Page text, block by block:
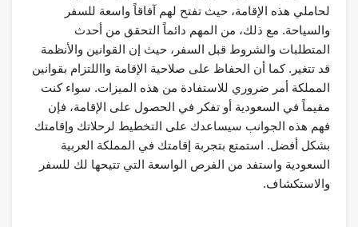
لحاملي هذه الإقامة، حيث تفتح لهم آفاقاً واسعة للسفر
والسياحة. مع ذلك، من المهم دائماً التحقق من أحدث
المتطلبات والشروط قبل السفر، حيث إن القوانين والأنظمة
قد تتغير. كما أن الحفاظ على صلاحية الإقامة وااللتزام بقوانين
المملكة أمر ضروري للاستفادة من هذه الميزات. سواء كنت
مقيماً في السعودية أو تفكر في الحصول على الإقامة، فإن
فهم هذه الجوانب سيساعدك على التخطيط لرحلاتك وإقامتك
بشكل أفضل. استمتع بتجربة إقامتك في المملكة العربية
السعودية واستفد من الفرص الواسعة التي تتيحها لك للسفر
والاستكشاف.